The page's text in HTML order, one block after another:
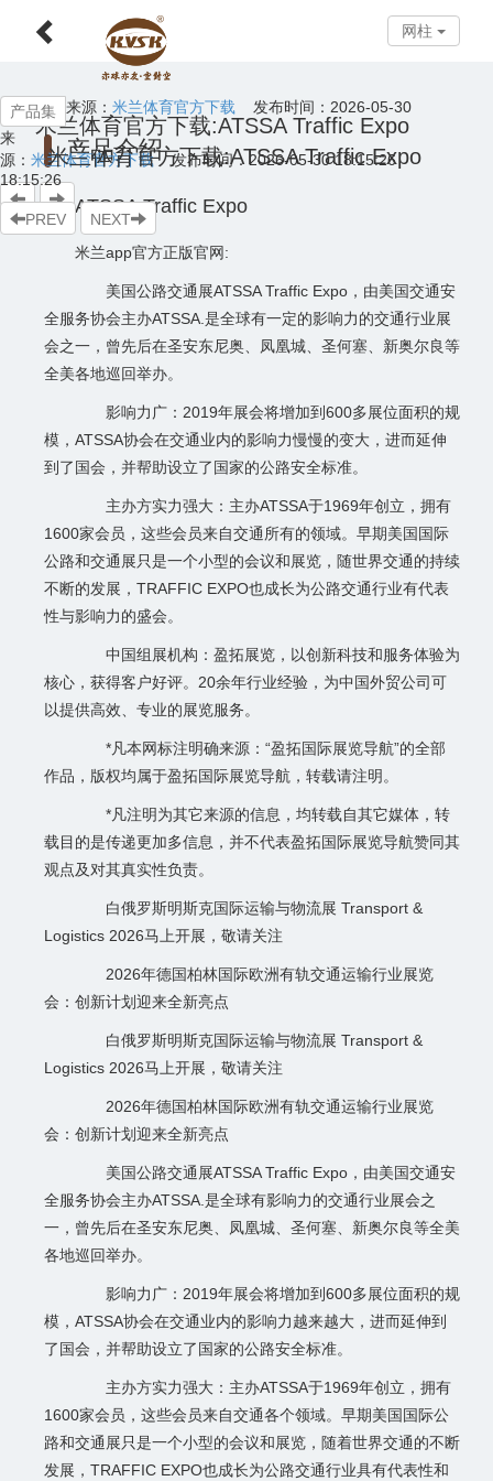
网柱
米兰体育官方下载:ATSSA Traffic Expo
来
源： 米兰体育官方下载发布时间：2026-05-30 18:15:26
网柱
产品集
米兰体育官方下载:ATSSA Traffic Expo
来源： 米兰体育官方下载 发布时间：2026-05-30
18:15:26
PREV NEXT
产品介绍
ATSSA Traffic Expo
米兰app官方正版官网:
美国公路交通展ATSSA Traffic Expo，由美国交通安
全服务协会主办ATSSA.是全球有一定的影响力的交通行业展
会之一，曾先后在圣安东尼奥、凤凰城、圣何塞、新奥尔良等
全美各地巡回举办。
影响力广：2019年展会将增加到600多展位面积的规
模，ATSSA协会在交通业内的影响力慢慢的变大，进而延伸
到了国会，并帮助设立了国家的公路安全标准。
主办方实力强大：主办ATSSA于1969年创立，拥有
1600家会员，这些会员来自交通所有的领域。早期美国国际
公路和交通展只是一个小型的会议和展览，随世界交通的持续
不断的发展，TRAFFIC EXPO也成长为公路交通行业有代表
性与影响力的盛会。
中国组展机构：盈拓展览，以创新科技和服务体验为
核心，获得客户好评。20余年行业经验，为中国外贸公司可
以提供高效、专业的展览服务。
*凡本网标注明确来源：“盈拓国际展览导航”的全部
作品，版权均属于盈拓国际展览导航，转载请注明。
*凡注明为其它来源的信息，均转载自其它媒体，转
载目的是传递更加多信息，并不代表盈拓国际展览导航赞同其
观点及对其真实性负责。
白俄罗斯明斯克国际运输与物流展 Transport &
Logistics 2026马上开展，敬请关注
2026年德国柏林国际欧洲有轨交通运输行业展览
会：创新计划迎来全新亮点
白俄罗斯明斯克国际运输与物流展 Transport &
Logistics 2026马上开展，敬请关注
2026年德国柏林国际欧洲有轨交通运输行业展览
会：创新计划迎来全新亮点
美国公路交通展ATSSA Traffic Expo，由美国交通安
全服务协会主办ATSSA.是全球有影响力的交通行业展会之
一，曾先后在圣安东尼奥、凤凰城、圣何塞、新奥尔良等全美
各地巡回举办。
影响力广：2019年展会将增加到600多展位面积的规
模，ATSSA协会在交通业内的影响力越来越大，进而延伸到
了国会，并帮助设立了国家的公路安全标准。
主办方实力强大：主办ATSSA于1969年创立，拥有
1600家会员，这些会员来自交通各个领域。早期美国国际公
路和交通展只是一个小型的会议和展览，随着世界交通的不断
发展，TRAFFIC EXPO也成长为公路交通行业具有代表性和